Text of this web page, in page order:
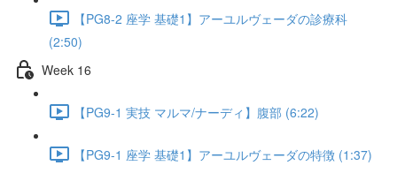
【PG8-2 座学 基礎1】アーユルヴェーダの診療科
(2:50)
Week 16
【PG9-1 実技 マルマ/ナーディ】腹部 (6:22)
【PG9-1 座学 基礎1】アーユルヴェーダの特徴 (1:37)